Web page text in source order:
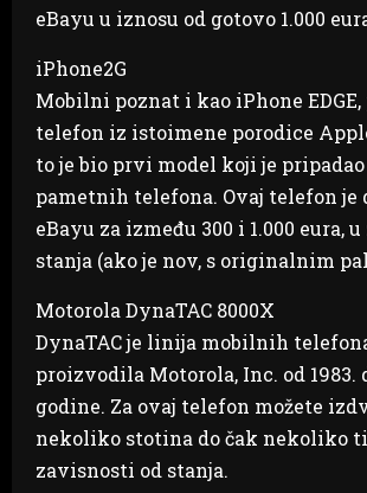
eBayu u iznosu od gotovo 1.000
iPhone2G
Mobilni poznat i kao iPhone
telefon iz istoimene porodice
to je bio prvi model koji je
pametnih telefona. Ovaj telefon je
eBayu za između 300 i 1.000 eura,
stanja (ako je nov, s originalnim
Motorola DynaTAC 8000X
DynaTAC je linija mobilnih
proizvodila Motorola, Inc. od 1983.
godine. Za ovaj telefon možete
nekoliko stotina do čak nekoliko
zavisnosti od stanja.